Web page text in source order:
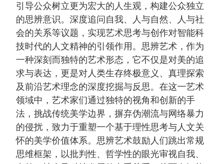
引导公众树立更为宏大的人生观，构建公众独立
的思辨意识。深度追问自我、人与自然、人与社
会的关系等议题，实现艺术思考与创作对智能科
技时代的人文精神的引领作用。思辨艺术，作为
一种深刻而独特的艺术形态，它不仅是对美的追
求与表达，更是对人类生存终极意义、真理探索
及前沿艺术理念的深度挖掘与反思。在这一艺术
领域中，艺术家们通过独特的视角和创新的手
法，挑战传统美学边界，摒弃伪潮流与网络暴力
的侵扰，致力于重塑一个基于理性思考与人文关
怀的美学价值体系。思辨艺术鼓励人们跳出常规
思维框架，以批判性、哲学性的眼光审视自我、